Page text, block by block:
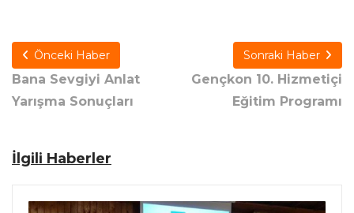
Önceki Haber
Bana Sevgiyi Anlat
Yarışma Sonuçları
Sonraki Haber
Gençkon 10. Hizmetiçi
Eğitim Programı
İlgili Haberler